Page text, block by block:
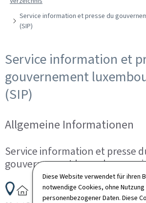
Diese Website verwendet für ihren
notwendige Cookies, ohne Nutzung
personenbezogener Daten. Diese
Service information et presse du
(SIP)
Service information et
gouvernement
(SIP)
Allgemeine Informationen
Service information et presse
gouvernement
ADRESSE: